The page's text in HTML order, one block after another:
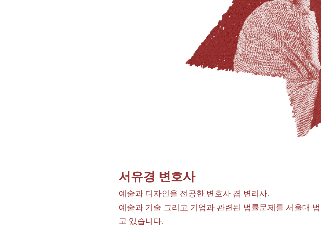
서유경 변호사
예술과 디자인을 전공한 변호사 겸 변리사.
예술과 기술 그리고 기업과 관련된 법률문제를 서울대
고 있습니다.